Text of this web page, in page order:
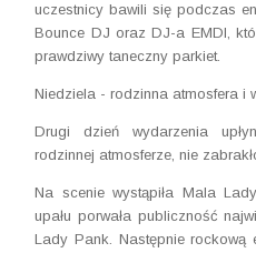
uczestnicy bawili się podczas
Bounce DJ oraz DJ-a EMDI,
prawdziwy taneczny parkiet.
Niedziela - rodzinna atmosfera i
Drugi dzień wydarzenia
rodzinnej atmosferze, nie
Na scenie wystąpiła Mala
upału porwała publiczność
Lady Pank. Następnie rockową